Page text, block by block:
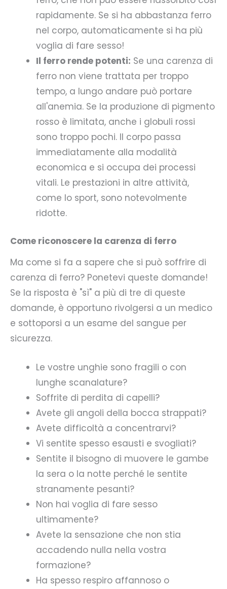
rapidamente. Se si ha abbastanza ferro
nel corpo, automaticamente si ha più
voglia di fare sesso!
Il ferro rende potenti: Se una carenza di
ferro non viene trattata per troppo
tempo, a lungo andare può portare
all'anemia. Se la produzione di pigmento
rosso è limitata, anche i globuli rossi
sono troppo pochi. Il corpo passa
immediatamente alla modalità
economica e si occupa dei processi
vitali. Le prestazioni in altre attività,
come lo sport, sono notevolmente
ridotte.
Come riconoscere la carenza di ferro
Ma come si fa a sapere che si può soffrire di
carenza di ferro? Ponetevi queste domande!
Se la risposta è "sì" a più di tre di queste
domande, è opportuno rivolgersi a un medico
e sottoporsi a un esame del sangue per
sicurezza.
Le vostre unghie sono fragili o con
lunghe scanalature?
Soffrite di perdita di capelli?
Avete gli angoli della bocca strappati?
Avete difficoltà a concentrarvi?
Vi sentite spesso esausti e svogliati?
Sentite il bisogno di muovere le gambe
la sera o la notte perché le sentite
stranamente pesanti?
Non hai voglia di fare sesso
ultimamente?
Avete la sensazione che non stia
accadendo nulla nella vostra
formazione?
Ha spesso respiro affannoso o